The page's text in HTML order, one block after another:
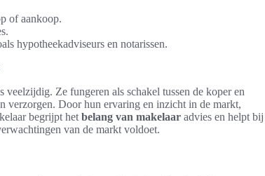
of aankoop.
hypotheekadviseurs en notarissen.
veelzijdig. Ze fungeren als schakel tussen de koper en
verzorgen. Door hun ervaring en inzicht in de markt,
begrijpt het belang van makelaar advies en helpt bij
van de markt voldoet.